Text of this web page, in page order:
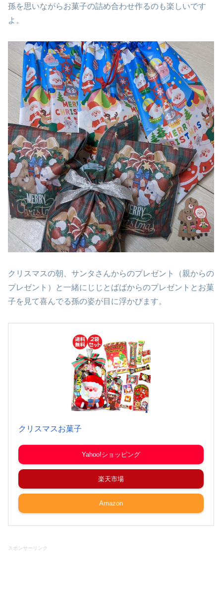
孫を思いながらお菓子の詰め合わせ作るのも楽しいです
よ。
クリスマスの朝、サンタさんからのプレゼント（親からの
プレゼント）と一緒にじじとばばからのプレゼントとお菓
子を見て喜んでる孫の姿が目に浮かびます。
クリスマスお菓子
Yahoo!ショッピング
楽天市場
Amazon
スポンサーリンク